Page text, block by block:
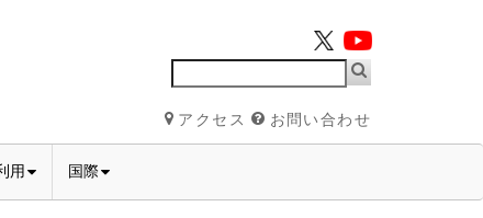
アクセス お問い合わせ
用 国際